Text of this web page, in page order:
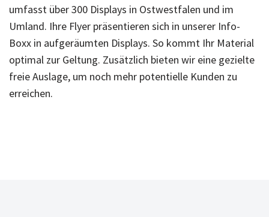
umfasst über 300 Displays in Ostwestfalen und im
Umland. Ihre Flyer präsentieren sich in unserer Info-
Boxx in aufgeräumten Displays. So kommt Ihr Material
optimal zur Geltung. Zusätzlich bieten wir eine gezielte
freie Auslage, um noch mehr potentielle Kunden zu
erreichen.